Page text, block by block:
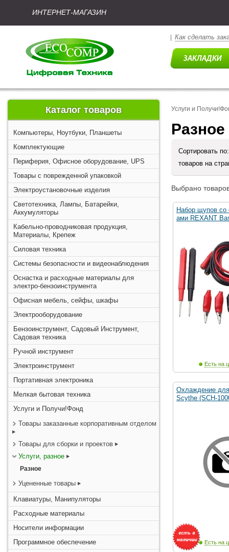
ИНТЕРНЕТ-МАГАЗИН
Как сделать
Каталог товаров
Компьютеры, Ноутбуки, Планшеты
Комплектующие
Периферия, Офисное оборудование, UPS
Товары с поврежденной упаковкой
Электроустановочные изделия
Светотехника, Лампы, Батарейки,
Аккумуляторы
Кабельно-проводниковая продукция,
Материалы, Крепеж
Силовая техника
Системы безопасности и видеонаблюдения
Оснастка и расходные материалы для
электро-бензоинструмента
Офисная мебель, сейфы, шкафы
Электрооборудование
Бензоинструмент, Садовый Инструмент,
Садовая техника
Ручной инструмент
Электроинструмент
Портативная электроника
Мелкая бытовая техника
Услуги и Получи!Фонд
Товары заказанные корпоративным отделом
Товары для сборки и проектов
Услуги, разное
Разное
Уцененные товары
Клавиатуры, Манипуляторы
Расходные материалы
Носители информации
Программное обеспечение
Услуги и
Разное
Сортировать
товаров на
Выбрано
Набор щупов со
ами REXANT
Есть на
Охлаждение
Scythe (SCH-
Есть на